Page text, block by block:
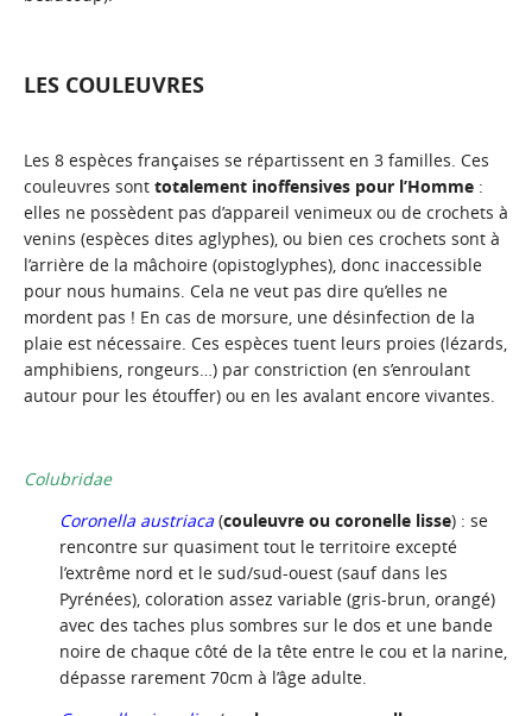
LES COULEUVRES
Les 8 espèces françaises se répartissent en 3 familles. Ces
couleuvres sont totalement inoffensives pour l’Homme :
elles ne possèdent pas d’appareil venimeux ou de crochets à
venins (espèces dites aglyphes), ou bien ces crochets sont à
l’arrière de la mâchoire (opistoglyphes), donc inaccessible
pour nous humains. Cela ne veut pas dire qu’elles ne
mordent pas ! En cas de morsure, une désinfection de la
plaie est nécessaire. Ces espèces tuent leurs proies (lézards,
amphibiens, rongeurs…) par constriction (en s’enroulant
autour pour les étouffer) ou en les avalant encore vivantes.
Colubridae
Coronella austriaca (couleuvre ou coronelle lisse) : se
rencontre sur quasiment tout le territoire excepté
l’extrême nord et le sud/sud-ouest (sauf dans les
Pyrénées), coloration assez variable (gris-brun, orangé)
avec des taches plus sombres sur le dos et une bande
noire de chaque côté de la tête entre le cou et la narine,
dépasse rarement 70cm à l’âge adulte.